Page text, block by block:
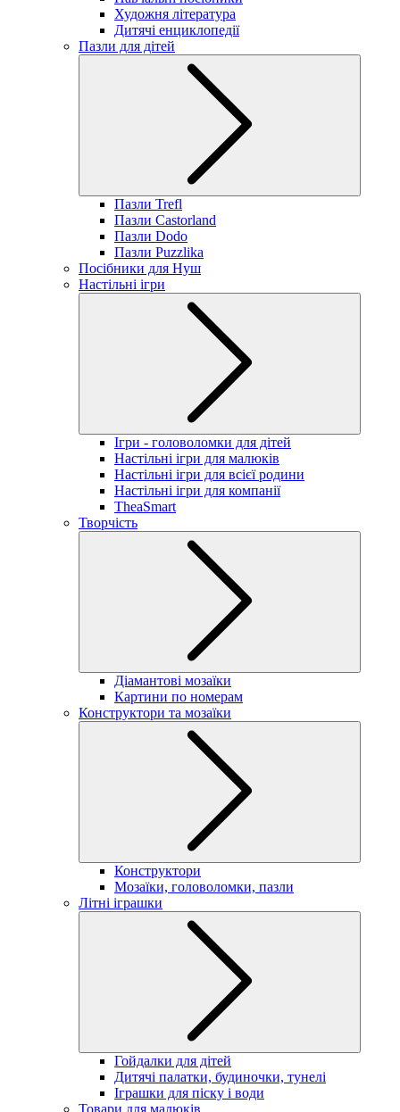
Художня література
Дитячі енциклопедії
Пазли для дітей
Пазли Trefl
Пазли Castorland
Пазли Dodo
Пазли Puzzlika
Посібники для Нуш
Настільні ігри
Ігри - головоломки для дітей
Настільні ігри для малюків
Настільні ігри для всієї родини
Настільні ігри для компанії
TheaSmart
Творчість
Діамантові мозаїки
Картини по номерам
Конструктори та мозаїки
Конструктори
Мозаїки, головоломки, пазли
Літні іграшки
Гойдалки для дітей
Дитячі палатки, будиночки, тунелі
Іграшки для піску і води
Товари для малюків